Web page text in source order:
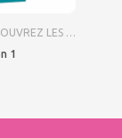
PRODUITS LES PLUS ACHETES PAR NOS CLIENTS
1